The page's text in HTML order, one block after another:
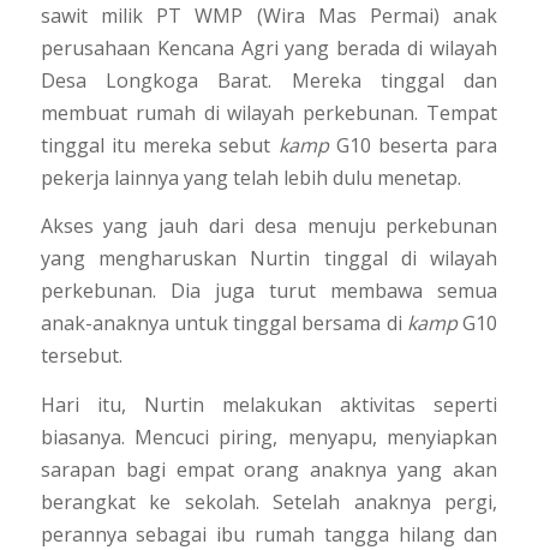
sawit milik PT WMP (Wira Mas Permai) anak
perusahaan Kencana Agri yang berada di wilayah
Desa Longkoga Barat. Mereka tinggal dan
membuat rumah di wilayah perkebunan. Tempat
tinggal itu mereka sebut kamp G10 beserta para
pekerja lainnya yang telah lebih dulu menetap.
Akses yang jauh dari desa menuju perkebunan
yang mengharuskan Nurtin tinggal di wilayah
perkebunan. Dia juga turut membawa semua
anak-anaknya untuk tinggal bersama di kampG10
tersebut.
Hari itu, Nurtin melakukan aktivitas seperti
biasanya. Mencuci piring, menyapu, menyiapkan
sarapan bagi empat orang anaknya yang akan
berangkat ke sekolah. Setelah anaknya pergi,
perannya sebagai ibu rumah tangga hilang dan